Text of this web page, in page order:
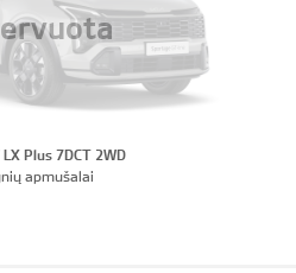
Plus 7DCT 2WD
apmušalai